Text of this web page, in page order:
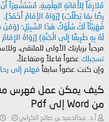
مُلازِمَاً لِلأَمَانَةِ العِلْمِيةِ، مُسْتَشْعِرَاً
رِضًا بِمَا يَطْلُبُ) [رَوَاهُ الإَمَامُ أَحْمَدُ]،
فَهَنِيْئَاً لَكَ سُلُوْكُ هَذَا السَّبِيْلِ؛
لَهُ بِهِ طَرِيقًا إِلَى الْجَنَّةِ) [رَوَاهُ
مرحباً بزيارتك الأولى للملتقى،
تسجيلك عضواً فاعلاً ومتفاعلاً،
وإن كنت عضواً سابقاً فهلم إلى
كيف يمكن عمل فهرس
من Word إلى Pdf
بأ.د. عبدالحميد بن صالح الكراني